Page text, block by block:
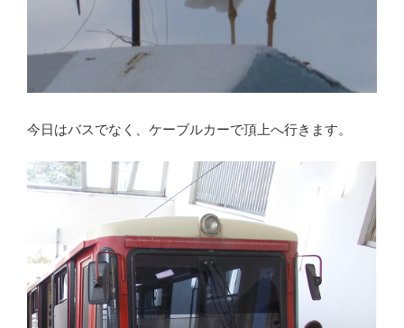
今日はバスでなく、ケーブルカーで頂上へ行きます。